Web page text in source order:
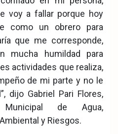
voy a fallar porque hoy
como un obrero para
que me corresponde,
mucha humildad para
actividades que realiza,
de mi parte y no le
dijo Gabriel Pari Flores,
de Agua,
y Riesgos.